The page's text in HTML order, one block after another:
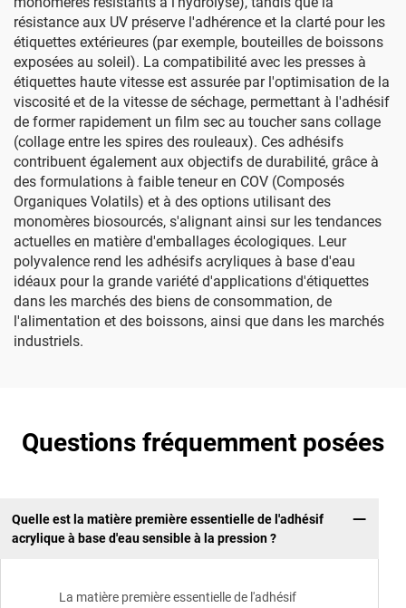
résistance aux UV préserve l'adhérence et la clarté pour les
étiquettes extérieures (par exemple, bouteilles de boissons
exposées au soleil). La compatibilité avec les presses à
étiquettes haute vitesse est assurée par l'optimisation de la
viscosité et de la vitesse de séchage, permettant à l'adhésif
de former rapidement un film sec au toucher sans collage
(collage entre les spires des rouleaux). Ces adhésifs
contribuent également aux objectifs de durabilité, grâce à
des formulations à faible teneur en COV (Composés
Organiques Volatils) et à des options utilisant des
monomères biosourcés, s'alignant ainsi sur les tendances
actuelles en matière d'emballages écologiques. Leur
polyvalence rend les adhésifs acryliques à base d'eau
idéaux pour la grande variété d'applications d'étiquettes
dans les marchés des biens de consommation, de
l'alimentation et des boissons, ainsi que dans les marchés
industriels.
Questions fréquemment posées
Quelle est la matière première essentielle de l'adhésif
acrylique à base d'eau sensible à la pression ?
La matière première essentielle de l'adhésif